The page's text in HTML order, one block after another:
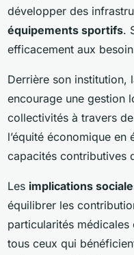
développer des
équipements sportifs.
efficacement aux
Derrière son institution,
encourage une gestion
collectivités à travers
l’équité économique
capacités contributives
Les implications
équilibrer les
particularités
tous ceux qui